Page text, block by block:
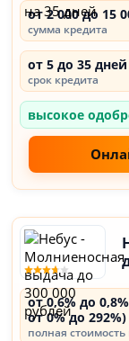
от 2 000 до 15
сумма кредита
от 5 до 35 дней
срок кредита
высокое
от 0,6% до
от 0% до 292%)
полная